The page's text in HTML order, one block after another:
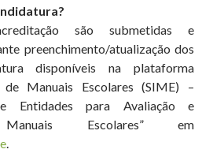
são submetidas e
preenchimento/atualização dos
disponíveis na plataforma
de Manuais Escolares (SIME) –
Entidades para Avaliação e
Escolares” em